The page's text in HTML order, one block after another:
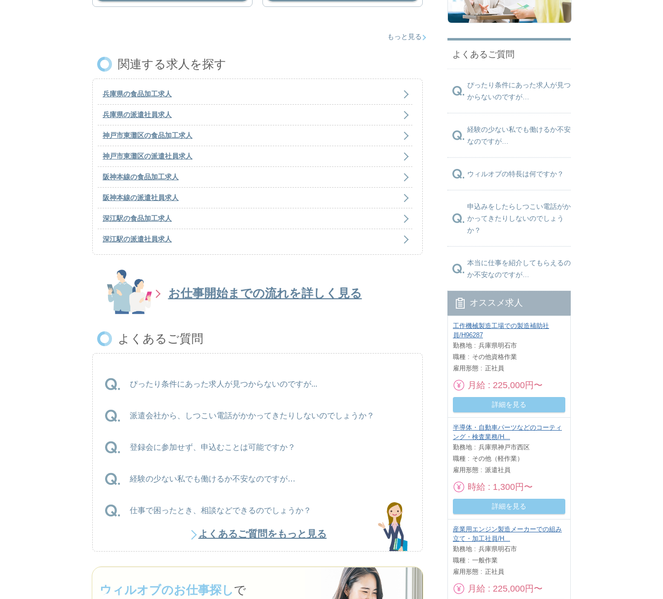
もっと見る
関連する求人を探す
兵庫県の食品加工求人
兵庫県の派遣社員求人
神戸市東灘区の食品加工求人
神戸市東灘区の派遣社員求人
阪神本線の食品加工求人
阪神本線の派遣社員求人
深江駅の食品加工求人
深江駅の派遣社員求人
お仕事開始までの流れを詳しく見る
よくあるご質問
ぴったり条件にあった求人が見つからないのですが...
派遣会社から、しつこい電話がかかってきたりしないのでしょうか？
登録会に参加せず、申込むことは可能ですか？
経験の少ない私でも働けるか不安なのですが…
仕事で困ったとき、相談などできるのでしょうか？
よくあるご質問をもっと見る
ウィルオブのお仕事探しで
よくあるご質問
ぴったり条件にあった求人が見つ
からないのですが…
経験の少ない私でも働けるか不安
なのですが…
ウィルオブの特長は何ですか？
申込みをしたらしつこい電話がか
かってきたりしないのでしょう
か？
本当に仕事を紹介してもらえるの
か不安なのですが…
オススメ求人
工作機械製造工場での製造補助社
員/H96287
勤務地
兵庫県明石市
職種
その他資格作業
雇用形態
正社員
月給 225,000円〜
詳細を見る
半導体・自動車パーツなどのコーティ
ング・検査業務/H...
勤務地
兵庫県神戸市西区
職種
その他（軽作業）
雇用形態
派遣社員
時給 1,300円〜
詳細を見る
産業用エンジン製造メーカーでの組み
立て・加工社員/H...
勤務地
兵庫県明石市
職種
一般作業
雇用形態
正社員
月給 225,000円〜